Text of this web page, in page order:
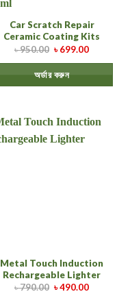
Car Scratch Repair
Ceramic Coating Kits
৳950.00 ৳699.00
অর্ডার করুন
Metal Touch Induction
Rechargeable Lighter
৳790.00 ৳490.00